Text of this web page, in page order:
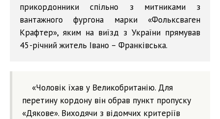
прикордонники спільно з митниками з
вантажного фургона марки «Фольксваген
Крафтер», яким на виїзд з України прямував
45-річний житель Івано – Франківська.
«Чоловік їхав у Великобританію. Для
перетину кордону він обрав пункт пропуску
«Дякове». Виходячи з відомчих критеріїв